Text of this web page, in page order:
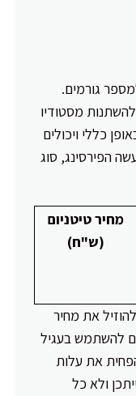
גורמים.
מסטודיו
כללי ויכולים
הפירסינג, סוג
מחיר טיטניום
(ש"ח)
את מחיר
להשתמש בעגיל
את עלות
ולא כל